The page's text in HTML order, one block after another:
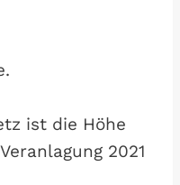
ist die Höhe
2021